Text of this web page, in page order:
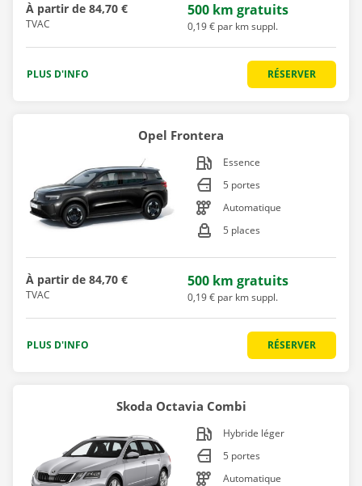
À partir de 84,70 €
TVAC
500 km gratuits
0,19 € par km suppl.
PLUS D'INFO RÉSERVER
Opel Frontera
Essence
5 portes
Automatique
5 places
À partir de 84,70 €
TVAC
500 km gratuits
0,19 € par km suppl.
PLUS D'INFO RÉSERVER
Skoda Octavia Combi
Hybride léger
5 portes
Automatique